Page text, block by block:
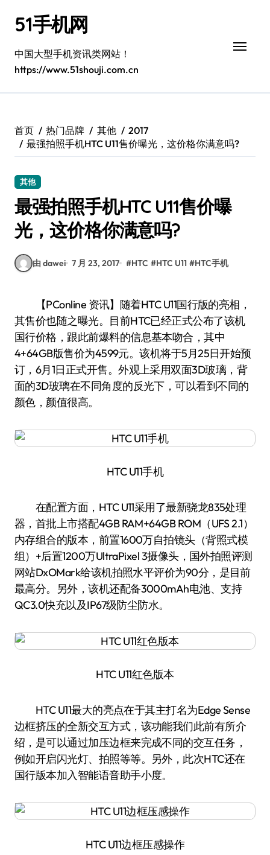
51手机网
中国大型手机资讯类网站！
https://www.51shouji.com.cn
首页 热门品牌 其他
2017
最强拍照手机HTC U11售价曝光，这价格你满意吗?
其他
最强拍照手机HTC U11售价曝
光，这价格你满意吗?
由 dawei 7 月 23, 2017 #HTC #HTC U11 #HTC手机
【PConline 资讯】随着HTC U11国行版的亮相，
其售价也随之曝光。目前HTC已经正式公布了该机
国行价格，跟此前爆料的信息基本吻合，其中
4+64GB版售价为4599元。该机将于5月25日开始预
订，6月1日正式开售。外观上采用双面3D玻璃，背
面的3D玻璃在不同角度的反光下，可以看到不同的
颜色，颜值很高。
HTC U11手机
在配置方面，HTC U11采用了最新骁龙835处理
器，首批上市搭配4GB RAM+64GB ROM（UFS 2.1）
内存组合的版本，前置1600万自拍镜头（背照式模
组）+后置1200万UltraPixel 3摄像头，国外拍照评测
网站DxOMark给该机拍照水平评价为90分，是目前
最高分。另外，该机还配备3000mAh电池、支持
QC3.0快充以及IP67级防尘防水。
HTC U11红色版本
HTC U11最大的亮点在于其主打名为Edge Sense
边框挤压的全新交互方式，该功能我们此前有所介
绍，是可以通过加压边框来完成不同的交互任务，
例如开启闪光灯、拍照等等。另外，此次HTC还在
国行版本加入智能语音助手小度。
HTC U11边框压感操作